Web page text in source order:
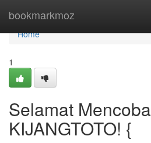
bookmarkmoz
Home
Home
1
Selamat Mencoba
KIJANGTOTO! {